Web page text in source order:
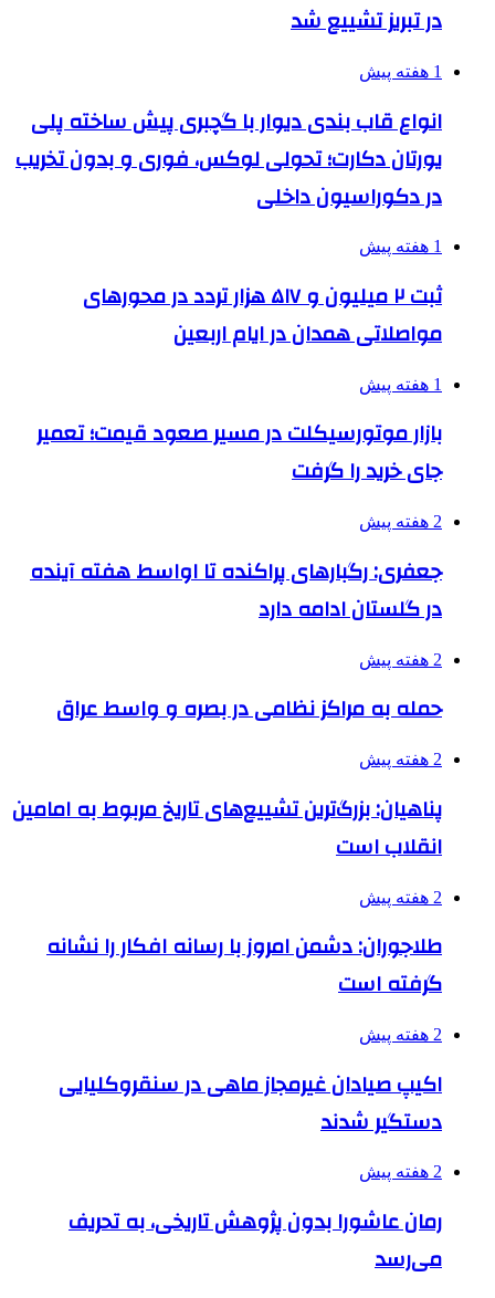
در تبریز تشییع شد
1 هفته پیش
انواع قاب بندی دیوار با گچبری پیش ساخته پلی
یورتان دکارت؛ تحولی لوکس، فوری و بدون تخریب
در دکوراسیون داخلی
1 هفته پیش
ثبت ۲ میلیون و ۵۱۷ هزار تردد در محورهای
مواصلاتی همدان در ایام اربعین
1 هفته پیش
بازار موتورسیکلت در مسیر صعود قیمت؛ تعمیر
جای خرید را گرفت
2 هفته پیش
جعفری: رگبارهای پراکنده تا اواسط هفته آینده
در گلستان ادامه دارد
2 هفته پیش
حمله به مراکز نظامی در بصره و واسط عراق
2 هفته پیش
پناهیان: بزرگ‌ترین تشییع‌های تاریخ مربوط به امامین
انقلاب است
2 هفته پیش
طلاجوران: دشمن امروز با رسانه افکار را نشانه
گرفته است
2 هفته پیش
اکیپ صیادان غیرمجاز ماهی در سنقروکلیایی
دستگیر شدند
2 هفته پیش
رمان عاشورا بدون پژوهش تاریخی، به تحریف
می‌رسد